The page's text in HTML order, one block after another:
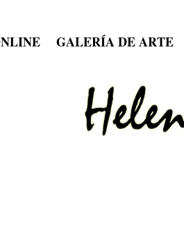
GALERÍA DE ARTE